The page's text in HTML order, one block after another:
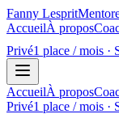
Fanny Lesprit
AccueilÀ propos
Privé1 place / mois ·
AccueilÀ propos
Privé1 place / mois ·